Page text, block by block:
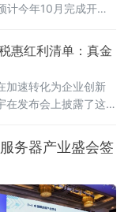
计今年10月完成开挖
工程开工建设，建成
海南洋浦区域国际集
实现分区投产。一
惠红利清单：真金
加速转化为企业创新
在发布会上披露了这
业创新投入和技术转
务器产业盛会签